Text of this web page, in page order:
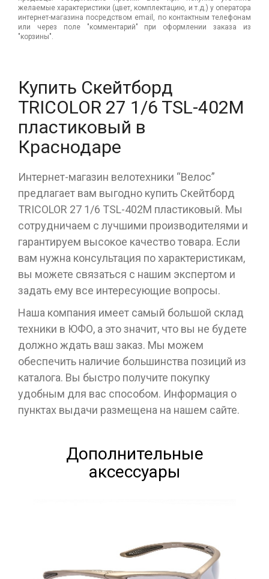
желаемые характеристики (цвет, комплектацию, и т.д.) у оператора
интернет-магазина посредством email, по контактным телефонам
или через поле "комментарий" при оформлении заказа из
"корзины".
Купить Скейтборд
TRICOLOR 27 1/6 TSL-402M
пластиковый в
Краснодаре
Интернет-магазин велотехники “Велос”
предлагает вам выгодно купить Скейтборд
TRICOLOR 27 1/6 TSL-402M пластиковый. Мы
сотрудничаем с лучшими производителями и
гарантируем высокое качество товара. Если
вам нужна консультация по характеристикам,
вы можете связаться с нашим экспертом и
задать ему все интересующие вопросы.
Наша компания имеет самый большой склад
техники в ЮФО, а это значит, что вы не будете
должно ждать ваш заказ. Мы можем
обеспечить наличие большинства позиций из
каталога. Вы быстро получите покупку
удобным для вас способом. Информация о
пунктах выдачи размещена на нашем сайте.
Дополнительные
аксессуары